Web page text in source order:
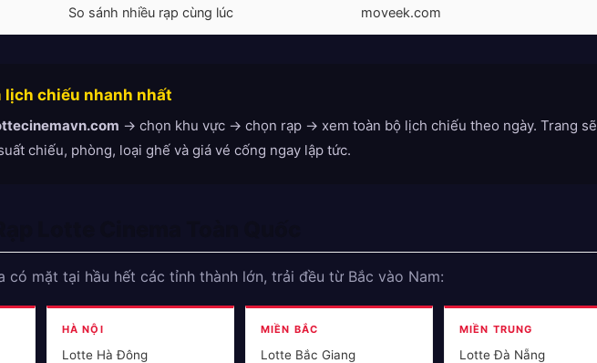
So sánh nhiều rạp cùng lúc moveek.com
lịch chiếu nhanh nhất
→ chọn khu vực → chọn rạp → xem toàn bộ lịch chiếu theo ngày. Trang sẽ
chiếu, phòng, loại ghế và giá vé cống ngay lập tức.
có mặt tại hầu hết các tỉnh thành lớn, trải đều từ Bắc vào Nam:
HÀ NỘI
Lotte Hà Đông
MIỀN BẮC
Lotte Bắc Giang
MIỀN TRUNG
Lotte Đà Nẵng